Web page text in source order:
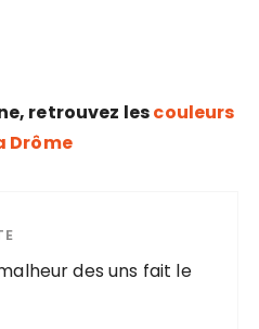
retrouvez lescouleurs
Drôme
des uns fait le